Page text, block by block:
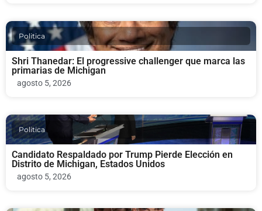
Politica
Shri Thanedar: El progressive challenger que marca las
primarias de Michigan
agosto 5, 2026
Politica
Candidato Respaldado por Trump Pierde Elección en
Distrito de Michigan, Estados Unidos
agosto 5, 2026